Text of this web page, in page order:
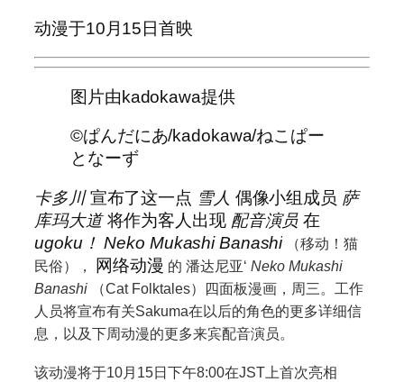
动漫于10月15日首映
图片由kadokawa提供
©ぱんだにあ/kadokawa/ねこぱー
となーず
卡多川宣布了这一点 雪人 偶像小组成员 萨
库玛大道将作为客人出现 配音演员 在
ugoku！ Neko Mukashi Banashi （移动！猫
民俗），
网络动漫 的 潘达尼亚‘ Neko Mukashi
Banashi （Cat Folktales）四面板漫画，周三。工作
人员将宣布有关Sakuma在以后的角色的更多详细信
息，以及下周动漫的更多来宾配音演员。
该动漫将于10月15日下午8:00在JST上首次亮相